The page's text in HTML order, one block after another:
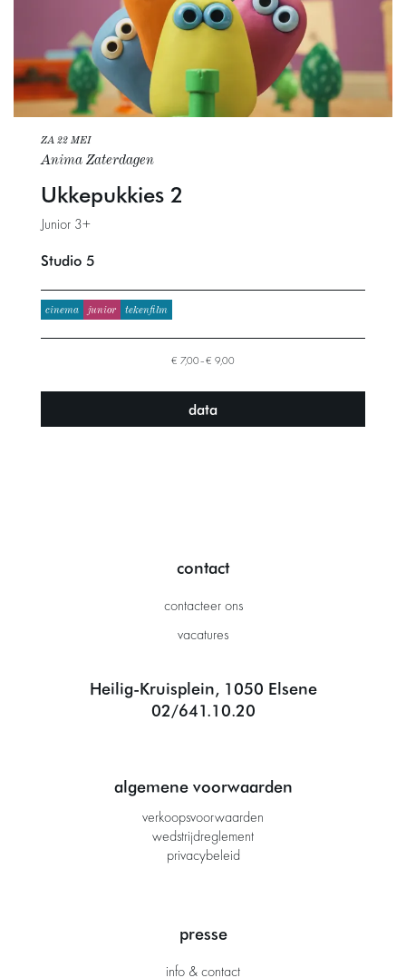
Ukkepukkies 2
Junior 3+
Anima Zaterdagen
ZA 22 MEI
Studio 5
cinema junior tekenfilm
€ 7,00–€ 9,00
data
contact
contacteer ons
vacatures
Heilig-Kruisplein, 1050 Elsene
02/641.10.20
algemene voorwaarden
verkoopsvoorwaarden
wedstrijdreglement
privacybeleid
presse
info & contact